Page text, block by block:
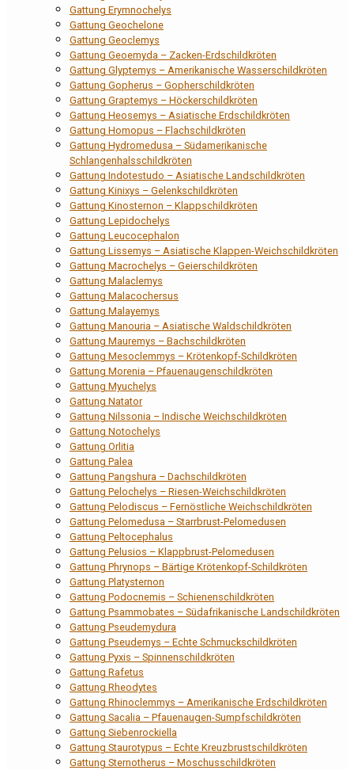
Gattung Erymnochelys
Gattung Geochelone
Gattung Geoclemys
Gattung Geoemyda – Zacken-Erdschildkröten
Gattung Glyptemys – Amerikanische Wasserschildkröten
Gattung Gopherus – Gopherschildkröten
Gattung Graptemys – Höckerschildkröten
Gattung Heosemys – Asiatische Erdschildkröten
Gattung Homopus – Flachschildkröten
Gattung Hydromedusa – Südamerikanische
Schlangenhalsschildkröten
Gattung Indotestudo – Asiatische Landschildkröten
Gattung Kinixys – Gelenkschildkröten
Gattung Kinosternon – Klappschildkröten
Gattung Lepidochelys
Gattung Leucocephalon
Gattung Lissemys – Asiatische Klappen-Weichschildkröten
Gattung Macrochelys – Geierschildkröten
Gattung Malaclemys
Gattung Malacochersus
Gattung Malayemys
Gattung Manouria – Asiatische Waldschildkröten
Gattung Mauremys – Bachschildkröten
Gattung Mesoclemmys – Krötenkopf-Schildkröten
Gattung Morenia – Pfauenaugenschildkröten
Gattung Myuchelys
Gattung Natator
Gattung Nilssonia – Indische Weichschildkröten
Gattung Notochelys
Gattung Orlitia
Gattung Palea
Gattung Pangshura – Dachschildkröten
Gattung Pelochelys – Riesen-Weichschildkröten
Gattung Pelodiscus – Fernöstliche Weichschildkröten
Gattung Pelomedusa – Starrbrust-Pelomedusen
Gattung Peltocephalus
Gattung Pelusios – Klappbrust-Pelomedusen
Gattung Phrynops – Bärtige Krötenkopf-Schildkröten
Gattung Platysternon
Gattung Podocnemis – Schienenschildkröten
Gattung Psammobates – Südafrikanische Landschildkröten
Gattung Pseudemydura
Gattung Pseudemys – Echte Schmuckschildkröten
Gattung Pyxis – Spinnenschildkröten
Gattung Rafetus
Gattung Rheodytes
Gattung Rhinoclemmys – Amerikanische Erdschildkröten
Gattung Sacalia – Pfauenaugen-Sumpfschildkröten
Gattung Siebenrockiella
Gattung Staurotypus – Echte Kreuzbrustschildkröten
Gattung Sternotherus – Moschusschildkröten